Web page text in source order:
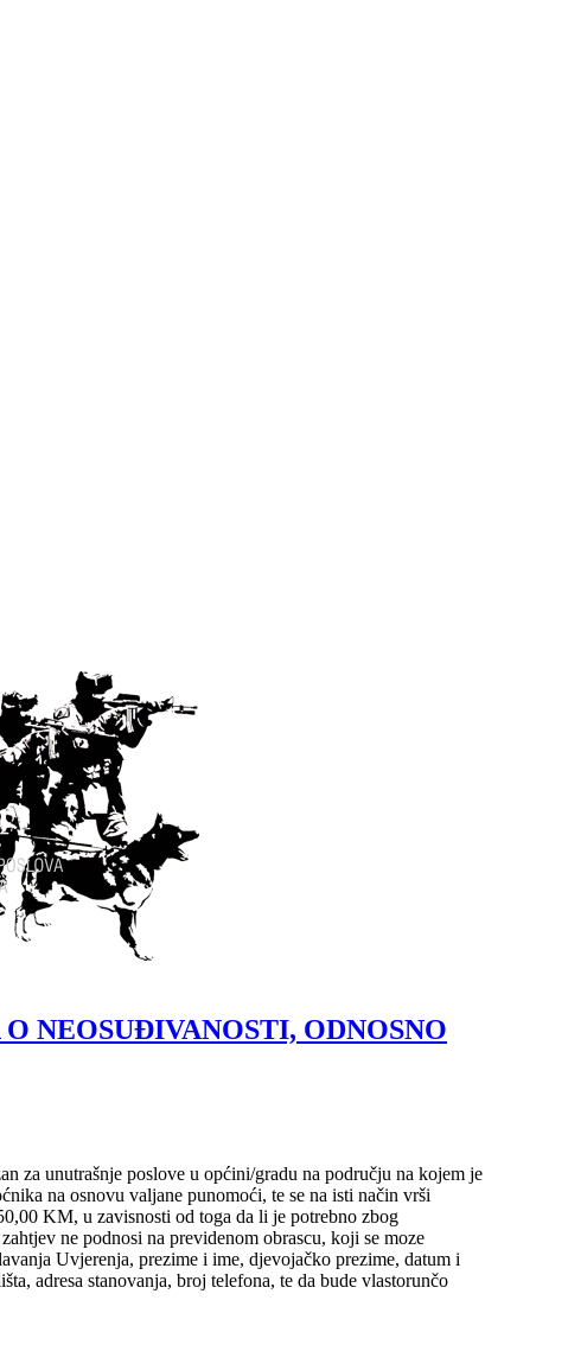
NEOSUĐIVANOSTI, ODNOSNO
za unutrašnje poslove u općini/gradu na području na kojem je
na osnovu valjane punomoći, te se na isti način vrši
KM, u zavisnosti od toga da li je potrebno zbog
ne podnosi na previdenom obrascu, koji se moze
Uvjerenja, prezime i ime, djevojačko prezime, datum i
adresa stanovanja, broj telefona, te da bude vlastorunčo